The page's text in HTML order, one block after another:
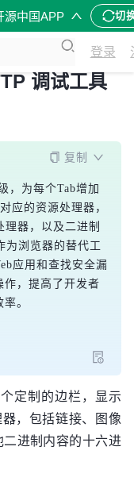
源中国APP 切
登录
调试工具
复制
，为每个Tab增加
应的资源处理器，
器，以及二进制
为浏览器的替代工
应用和查找安全漏
作，提高了开发者
。
定制的边栏，显示
，包括链接、图像
进制内容的十六进